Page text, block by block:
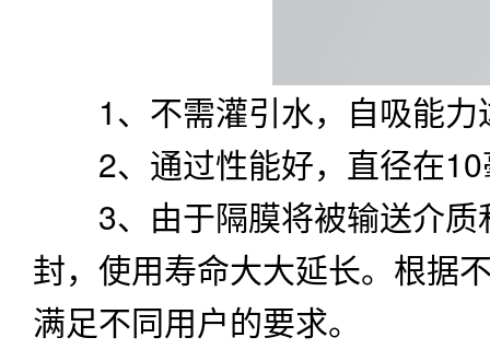
1、不需灌引水，自吸能力
2、通过性能好，直径在10
3、由于隔膜将被输送介质
封，使用寿命大大延长。根据
满足不同用户的要求。